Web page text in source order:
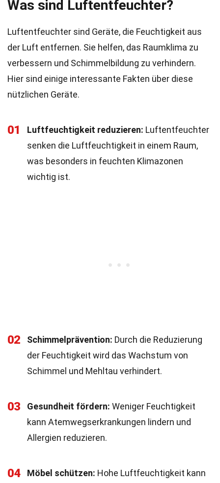
Was sind Luftentfeuchter?
Luftentfeuchter sind Geräte, die Feuchtigkeit aus
der Luft entfernen. Sie helfen, das Raumklima zu
verbessern und Schimmelbildung zu verhindern.
Hier sind einige interessante Fakten über diese
nützlichen Geräte.
01 Luftfeuchtigkeit reduzieren: Luftentfeuchter
senken die Luftfeuchtigkeit in einem Raum,
was besonders in feuchten Klimazonen
wichtig ist.
02 Schimmelprävention: Durch die Reduzierung
der Feuchtigkeit wird das Wachstum von
Schimmel und Mehltau verhindert.
03 Gesundheit fördern: Weniger Feuchtigkeit
kann Atemwegserkrankungen lindern und
Allergien reduzieren.
04 Möbel schützen: Hohe Luftfeuchtigkeit kann